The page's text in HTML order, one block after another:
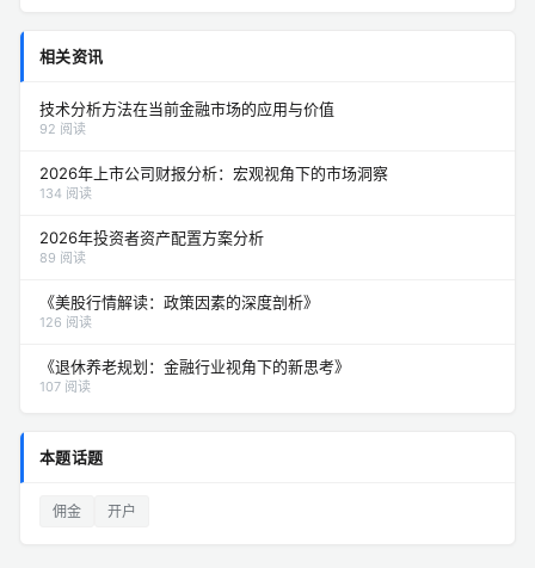
相关资讯
技术分析方法在当前金融市场的应用与价值
92 阅读
2026年上市公司财报分析：宏观视角下的市场洞察
134 阅读
2026年投资者资产配置方案分析
89 阅读
《美股行情解读：政策因素的深度剖析》
126 阅读
《退休养老规划：金融行业视角下的新思考》
107 阅读
本题话题
佣金 开户